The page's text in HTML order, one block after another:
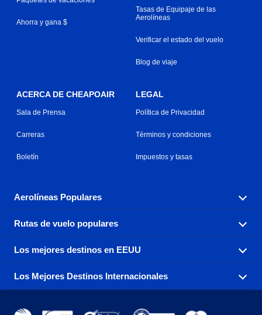
Ahorra y gana $
Tasas de Equipaje de las
Aerolíneas
Verificar el estado del vuelo
Blog de viaje
ACERCA DE CHEAPOAIR
Sala de Prensa
Carreras
Boletín
LEGAL
Política de Privacidad
Términos y condiciones
Impuestos y tasas
Aerolíneas Populares
Explora nuestras opciones de tarifas aéreas baratas por
aerolínea, con más de 500 opciones para elegir.
Aeromexico
Air France Alaska Airlines
Rutas de vuelo populares
Reserva una de nuestras rutas de vuelo más populares
con tres sencillos clics.
Los mejores destinos en EEUU
Encuentra boletos de avión baratos a destinos
populares de los EEUU de costa a costa.
Los Mejores Destinos Internacionales